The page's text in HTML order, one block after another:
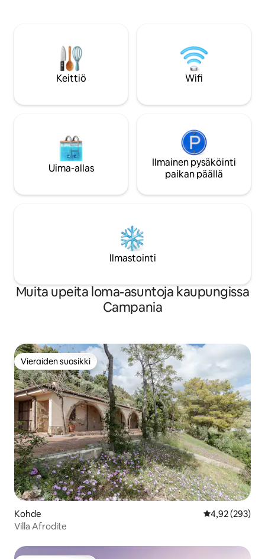
200 vuotta vanha pesuallas, lisäävät
luonnetta. Kohteessa on myös terassi ja
patio, jotka ovat ihanteellisia
henkeäsalpaavista rannikkomaisemista
ja kaikki nämä
Aurinkuomassa
rannalta,
Sorrenton ja
Keittiö Wifi
Uima-allas
Ilmainen pysäköinti
paikan päällä
Ilmastointi
Muita upeita loma-asuntoja kaupungissa
Campania
Vieraiden suosikki
Vieraiden suosikki
Kohde
4,92 (293)
Villa Afrodite